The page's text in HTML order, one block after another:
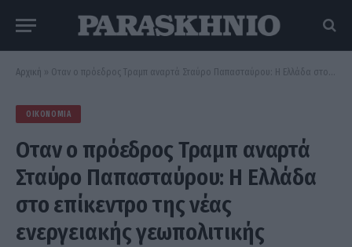
Αρχική » Οταν ο πρόεδρος Τραμπ αναρτά Σταύρο Παπασταύρου: Η Ελλάδα στο επίκεντρο της νέας ενεργειακής γεωπολιτικής
ΟΙΚΟΝΟΜΊΑ
Οταν ο πρόεδρος Τραμπ αναρτά
Σταύρο Παπασταύρου: Η Ελλάδα
στο επίκεντρο της νέας
ενεργειακής γεωπολιτικής